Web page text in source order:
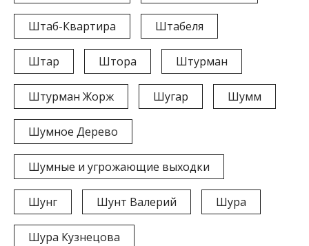
Штаб-Квартира Штабеля
Штар Штора Штурман
Штурман Жорж Шугар Шумм
Шумное Дерево
Шумные и угрожающие выходки
Шунг Шунт Валерий Шура
Шура Кузнецова